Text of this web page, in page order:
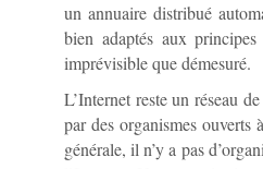
un annuaire distribué
bien adaptés aux
imprévisible que démesuré.
L’Internet reste un réseau
par des organismes ouverts
générale, il n’y a pas